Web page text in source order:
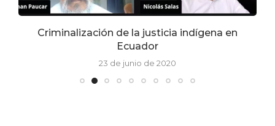
Criminalización de la justicia indígena en
Ecuador
23 de junio de 2020